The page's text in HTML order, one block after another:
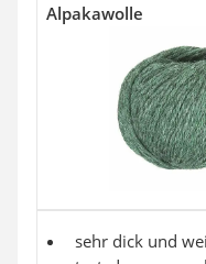
Alpakawolle
sehr dick und